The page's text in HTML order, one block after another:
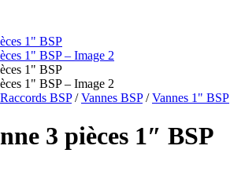
Raccords BSP / Vannes BSP / Vannes 1" BSP
3 pièces 1″ BSP